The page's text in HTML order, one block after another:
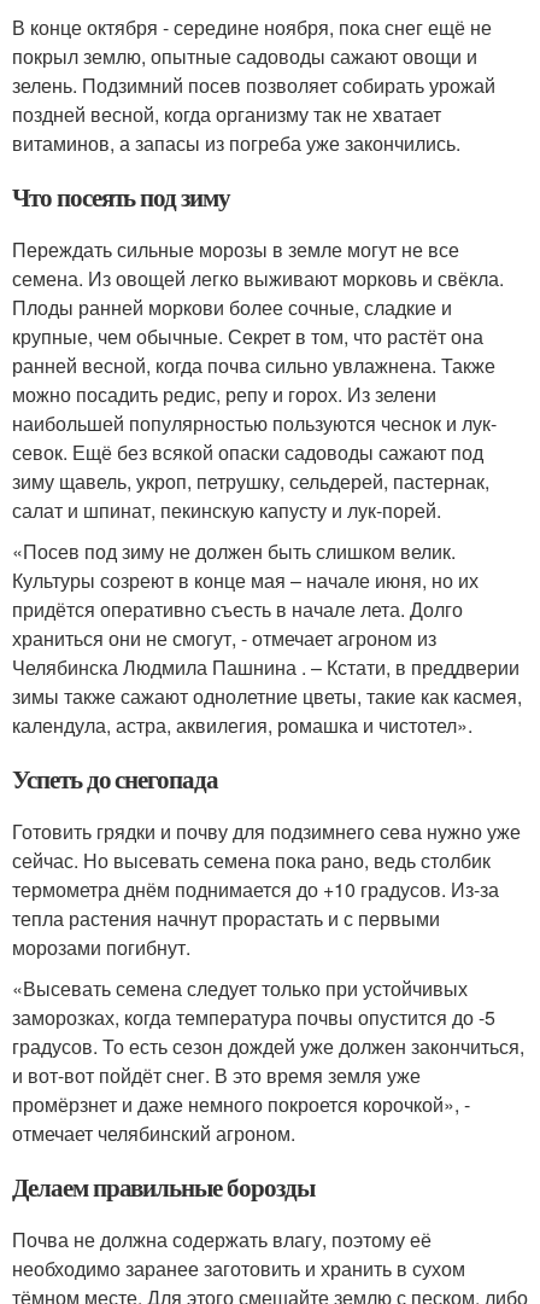
В конце октября - середине ноября, пока снег ещё не
покрыл землю, опытные садоводы сажают овощи и
зелень. Подзимний посев позволяет собирать урожай
поздней весной, когда организму так не хватает
витаминов, а запасы из погреба уже закончились.
Что посеять под зиму
Переждать сильные морозы в земле могут не все
семена. Из овощей легко выживают морковь и свёкла.
Плоды ранней моркови более сочные, сладкие и
крупные, чем обычные. Секрет в том, что растёт она
ранней весной, когда почва сильно увлажнена. Также
можно посадить редис, репу и горох. Из зелени
наибольшей популярностью пользуются чеснок и лук-
севок. Ещё без всякой опаски садоводы сажают под
зиму щавель, укроп, петрушку, сельдерей, пастернак,
салат и шпинат, пекинскую капусту и лук-порей.
«Посев под зиму не должен быть слишком велик.
Культуры созреют в конце мая – начале июня, но их
придётся оперативно съесть в начале лета. Долго
храниться они не смогут, - отмечает агроном из
Челябинска Людмила Пашнина . – Кстати, в преддверии
зимы также сажают однолетние цветы, такие как касмея,
календула, астра, аквилегия, ромашка и чистотел».
Успеть до снегопада
Готовить грядки и почву для подзимнего сева нужно уже
сейчас. Но высевать семена пока рано, ведь столбик
термометра днём поднимается до +10 градусов. Из-за
тепла растения начнут прорастать и с первыми
морозами погибнут.
«Высевать семена следует только при устойчивых
заморозках, когда температура почвы опустится до -5
градусов. То есть сезон дождей уже должен закончиться,
и вот-вот пойдёт снег. В это время земля уже
промёрзнет и даже немного покроется корочкой», -
отмечает челябинский агроном.
Делаем правильные борозды
Почва не должна содержать влагу, поэтому её
необходимо заранее заготовить и хранить в сухом
тёмном месте. Для этого смешайте землю с песком, либо